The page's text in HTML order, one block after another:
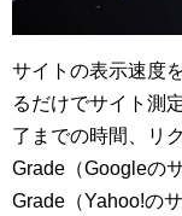
サイトの表示速度
るだけでサイト測
了までの時間、リ
Grade（Googleの
Grade（Yahoo!の